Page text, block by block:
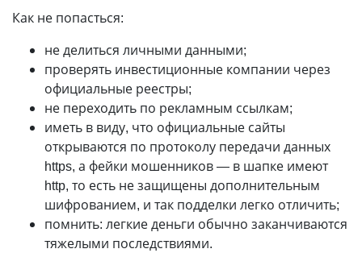
Как не попасться:
не делиться личными данными;
проверять инвестиционные компании через
официальные реестры;
не переходить по рекламным ссылкам;
иметь в виду, что официальные сайты
открываются по протоколу передачи данных
https, а фейки мошенников — в шапке имеют
http, то есть не защищены дополнительным
шифрованием, и так подделки легко отличить;
помнить: легкие деньги обычно заканчиваются
тяжелыми последствиями.